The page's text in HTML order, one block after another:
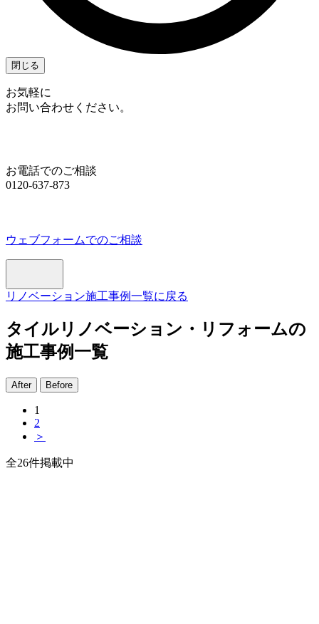
閉じる
お気軽に
お問い合わせください。
お電話でのご相談
0120-637-873
ウェブフォームでのご相談
リノベーション施工事例一覧に戻る
タイルリノベーション・リフォームの
施工事例一覧
After Before
1
2
＞
全26件掲載中